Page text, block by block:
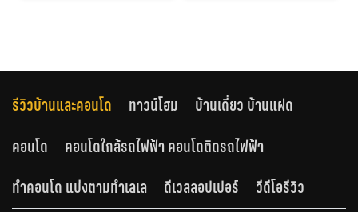
รีวิวบ้านและคอนโด ทาวน์โฮม
บ้านเดี่ยว บ้านแฝด
คอนโด
คอนโดใกล้รถไฟฟ้า คอนโดติดรถไฟฟ้า
ทำคอนโด แบ่งตามทำเลเล
ดีเวลลอปเปอร์ วีดีโอรีวิว